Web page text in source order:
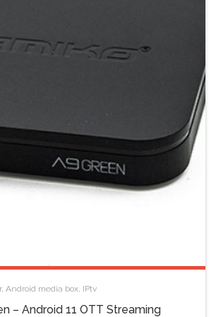
, Android media box, IPtv
– Android 11 OTT Streaming